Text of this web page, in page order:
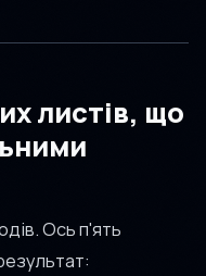
листів, що
Ось п'ять